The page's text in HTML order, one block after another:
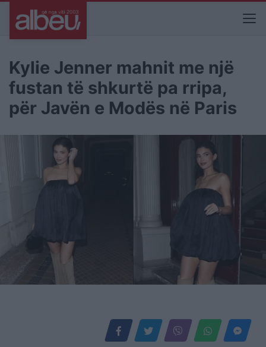
Kylie Jenner mahnit me një
fustan të shkurtë pa rripa,
për Javën e Modës në Paris